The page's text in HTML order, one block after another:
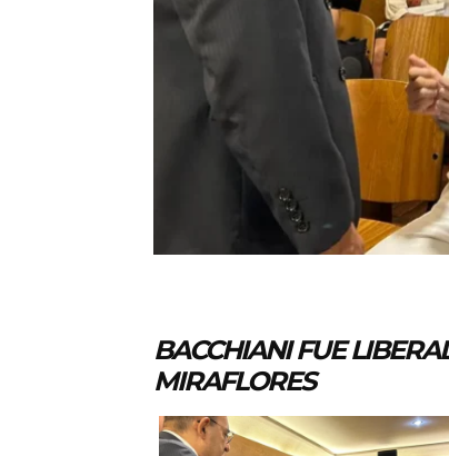
BACCHIANI FUE
MIRAFLORES